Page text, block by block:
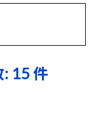
: 15 件